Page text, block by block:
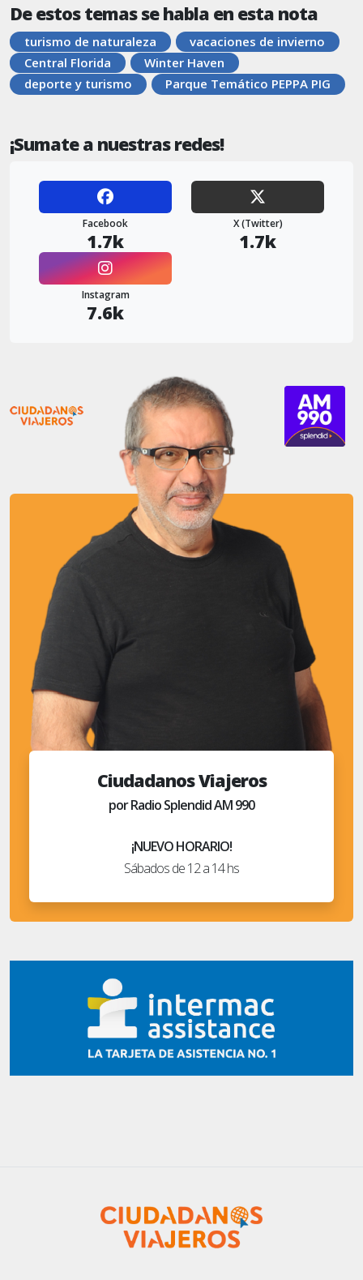
De estos temas se habla en esta nota
turismo de naturaleza
vacaciones de invierno
Central Florida
Winter Haven
deporte y turismo
Parque Temático PEPPA PIG
¡Sumate a nuestras redes!
Facebook
1.7k
X (Twitter)
1.7k
Instagram
7.6k
Ciudadanos Viajeros
por Radio Splendid AM 990
¡NUEVO HORARIO!
Sábados de 12 a 14 hs